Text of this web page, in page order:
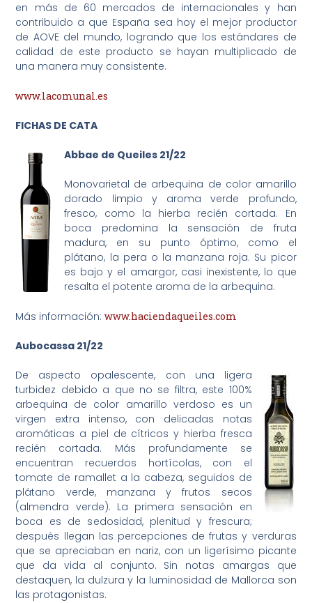
en más de 60 mercados de internacionales y han
contribuido a que España sea hoy el mejor productor
de AOVE del mundo, logrando que los estándares de
calidad de este producto se hayan multiplicado de
una manera muy consistente.
www.lacomunal.es
FICHAS DE CATA
Abbae de Queiles 21/22
Monovarietal de arbequina de color amarillo
dorado limpio y aroma verde profundo,
fresco, como la hierba recién cortada. En
boca predomina la sensación de fruta
madura, en su punto óptimo, como el
plátano, la pera o la manzana roja. Su picor
es bajo y el amargor, casi inexistente, lo que
resalta el potente aroma de la arbequina.
Más información:www.haciendaqueiles.com
Aubocassa 21/22
De aspecto opalescente, con una ligera
turbidez debido a que no se filtra, este 100%
arbequina de color amarillo verdoso es un
virgen extra intenso, con delicadas notas
aromáticas a piel de cítricos y hierba fresca
recién cortada. Más profundamente se
encuentran recuerdos hortícolas, con el
tomate de ramallet a la cabeza, seguidos de
plátano verde, manzana y frutos secos
(almendra verde). La primera sensación en
boca es de sedosidad, plenitud y frescura;
después llegan las percepciones de frutas y verduras
que se apreciaban en nariz, con un ligerísimo picante
que da vida al conjunto. Sin notas amargas que
destaquen, la dulzura y la luminosidad de Mallorca son
las protagonistas.